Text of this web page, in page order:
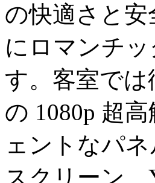
の快適さと
にロマンチ
す。客室で
の 1080p 超
ェントなパ
スクリーン